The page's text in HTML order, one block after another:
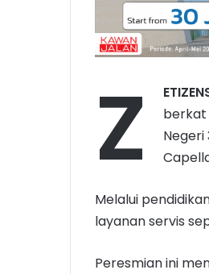
Z
berkat
Negeri
Melalui
layanan servis
Peresmian ini